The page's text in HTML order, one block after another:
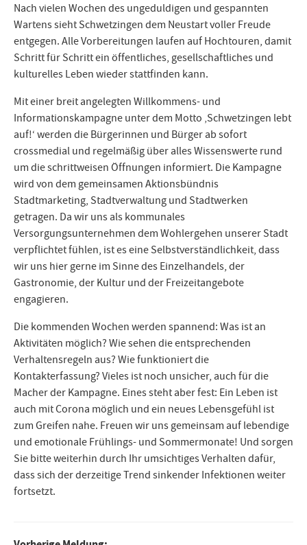
Nach vielen Wochen des ungeduldigen und gespannten
Wartens sieht Schwetzingen dem Neustart voller Freude
entgegen. Alle Vorbereitungen laufen auf Hochtouren, damit
Schritt für Schritt ein öffentliches, gesellschaftliches und
kulturelles Leben wieder stattfinden kann.
Mit einer breit angelegten Willkommens- und
Informationskampagne unter dem Motto ‚Schwetzingen lebt
auf!‘ werden die Bürgerinnen und Bürger ab sofort
crossmedial und regelmäßig über alles Wissenswerte rund
um die schrittweisen Öffnungen informiert. Die Kampagne
wird von dem gemeinsamen Aktionsbündnis
Stadtmarketing, Stadtverwaltung und Stadtwerken
getragen. Da wir uns als kommunales
Versorgungsunternehmen dem Wohlergehen unserer Stadt
verpflichtet fühlen, ist es eine Selbstverständlichkeit, dass
wir uns hier gerne im Sinne des Einzelhandels, der
Gastronomie, der Kultur und der Freizeitangebote
engagieren.
Die kommenden Wochen werden spannend: Was ist an
Aktivitäten möglich? Wie sehen die entsprechenden
Verhaltensregeln aus? Wie funktioniert die
Kontakterfassung? Vieles ist noch unsicher, auch für die
Macher der Kampagne. Eines steht aber fest: Ein Leben ist
auch mit Corona möglich und ein neues Lebensgefühl ist
zum Greifen nahe. Freuen wir uns gemeinsam auf lebendige
und emotionale Frühlings- und Sommermonate! Und sorgen
Sie bitte weiterhin durch Ihr umsichtiges Verhalten dafür,
dass sich der derzeitige Trend sinkender Infektionen weiter
fortsetzt.